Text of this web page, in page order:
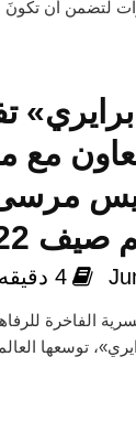
لتضمن أن تكونَ
برايري»
مرسى
2022
4 دقيقه.
الفاخرة
توسعها